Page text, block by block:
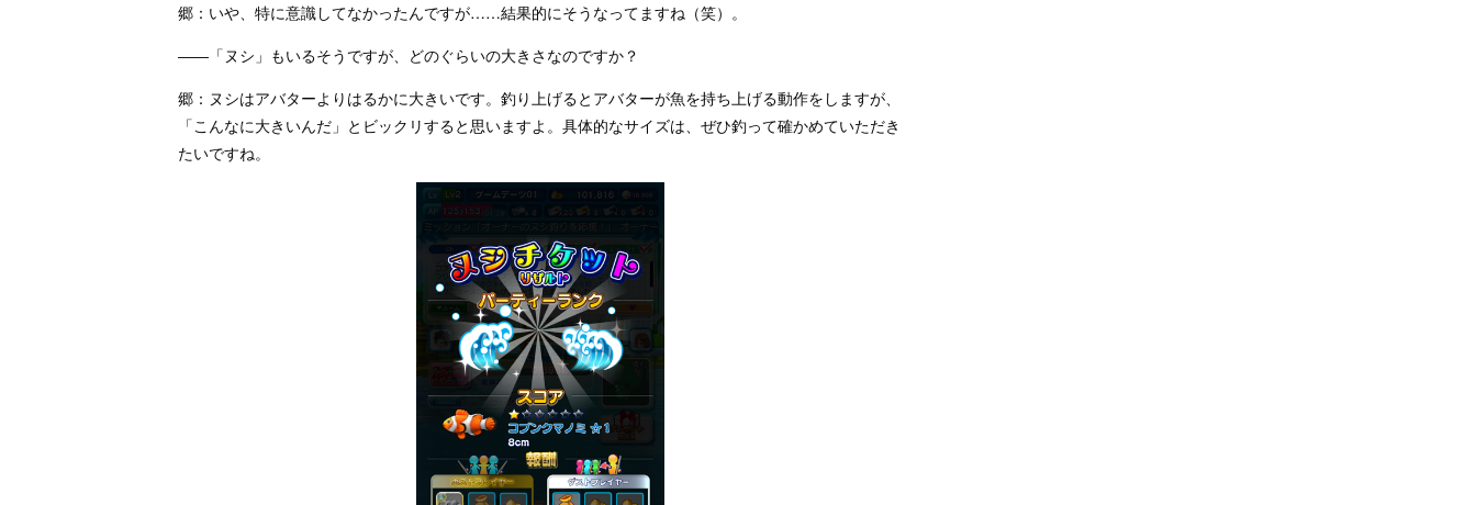
郷：いや、特に意識してなかったんですが……結果的にそうなってますね（笑）。
――「ヌシ」もいるそうですが、どのぐらいの大きさなのですか？
郷：ヌシはアバターよりはるかに大きいです。釣り上げるとアバターが魚を持ち上げる動作をしますが、
「こんなに大きいんだ」とビックリすると思いますよ。具体的なサイズは、ぜひ釣って確かめていただき
たいですね。